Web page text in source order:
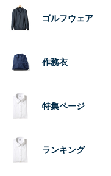
ゴルフウェア
作務衣
特集ページ
ランキング